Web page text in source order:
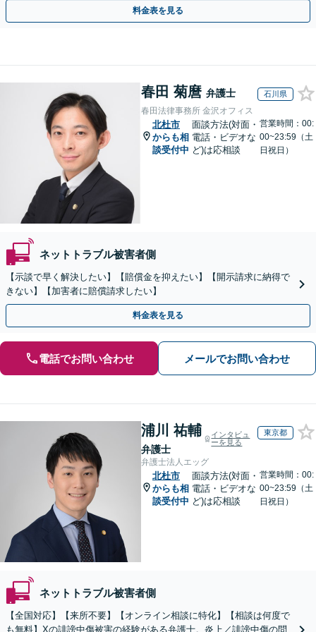
料金表を見る
春田 菊麿 弁護士 石川県
春田法律事務所 金沢オフィス
北杜市
からも相
談受付中
面談方法(対面・
電話・ビデオな
ど)は応相談
営業時間：00:
00~23:59（土
日祝日）
ネットトラブル被害者側
【示談で早く解決したい】【賠償金を抑えたい】【開示請求に納得で
きない】【加害者に賠償請求したい】
料金表を見る
電話でお問い合わせ メールでお問い合わせ
浦川 祐輔
弁護士
インタビュ
ーを見る
東京都
弁護士法人エッグ
北杜市
からも相
談受付中
面談方法(対面・
電話・ビデオな
ど)は応相談
営業時間：00:
00~23:59（土
日祝日）
ネットトラブル被害者側
【全国対応】【来所不要】【オンライン相談に特化】【相談は何度で
も無料】Xの誹謗中傷被害の経験がある弁護士。炎上／誹謗中傷の問